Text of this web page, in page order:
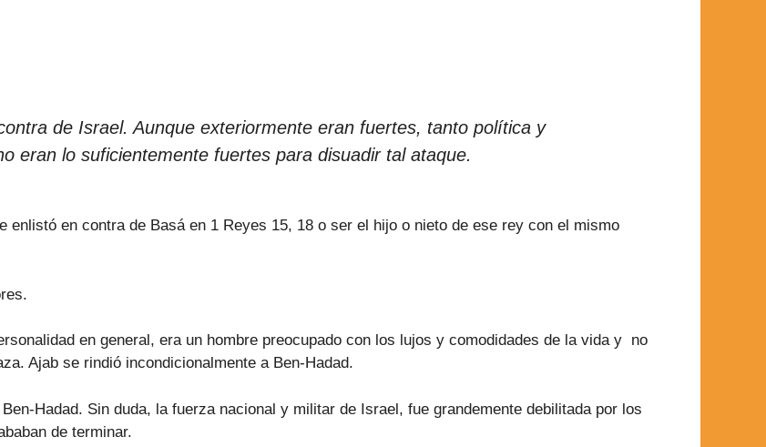
de Israel. Aunque exteriormente eran fuertes, tanto política y
eran lo suficientemente fuertes para disuadir tal ataque.
enlistó en contra de Basá en 1 Reyes 15, 18 o ser el hijo o nieto de ese rey con el mismo
en general, era un hombre preocupado con los lujos y comodidades de la vida y no
Ajab se rindió incondicionalmente a Ben-Hadad.
Hadad. Sin duda, la fuerza nacional y militar de Israel, fue grandemente debilitada por los
de terminar.